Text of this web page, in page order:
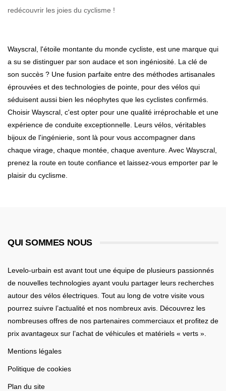
redécouvrir les joies du cyclisme !
Wayscral, l'étoile montante du monde cycliste, est une marque qui
a su se distinguer par son audace et son ingéniosité. La clé de
son succès ? Une fusion parfaite entre des méthodes artisanales
éprouvées et des technologies de pointe, pour des vélos qui
séduisent aussi bien les néophytes que les cyclistes confirmés.
Choisir Wayscral, c'est opter pour une qualité irréprochable et une
expérience de conduite exceptionnelle. Leurs vélos, véritables
bijoux de l'ingénierie, sont là pour vous accompagner dans
chaque virage, chaque montée, chaque aventure. Avec Wayscral,
prenez la route en toute confiance et laissez-vous emporter par le
plaisir du cyclisme.
QUI SOMMES NOUS
Levelo-urbain est avant tout une équipe de plusieurs passionnés
de nouvelles technologies ayant voulu partager leurs recherches
autour des vélos électriques. Tout au long de votre visite vous
pourrez suivre l’actualité et nos nombreux avis. Découvrez les
nombreuses offres de nos partenaires commerciaux et profitez de
prix avantageux sur l’achat de véhicules et matériels « verts ».
Mentions légales
Politique de cookies
Plan du site